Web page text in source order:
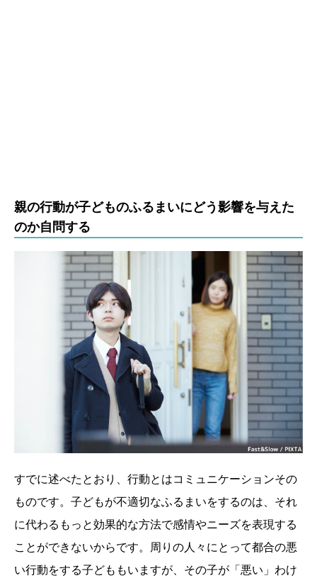
親の行動が子どものふるまいにどう影響を与えた
のか自問する
すでに述べたとおり、行動とはコミュニケーションその
ものです。子どもが不適切なふるまいをするのは、それ
に代わるもっと効果的な方法で感情やニーズを表現する
ことができないからです。周りの人々にとって都合の悪
い行動をする子どももいますが、その子が「悪い」わけ